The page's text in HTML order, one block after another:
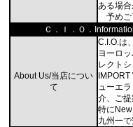
ある場合
予めご
Ｃ．Ｉ．Ｏ．
About Us/当店につい
て
C.I.O.は
ヨーロ
レクトシ
ューエ
介、ご提
特に
九州一